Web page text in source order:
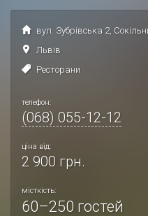
вул. Зубрівська 2,
Львів
Ресторани
телефон:
(068) 055-12-12
ціна від:
2 900 грн.
місткість:
60–250 гостей